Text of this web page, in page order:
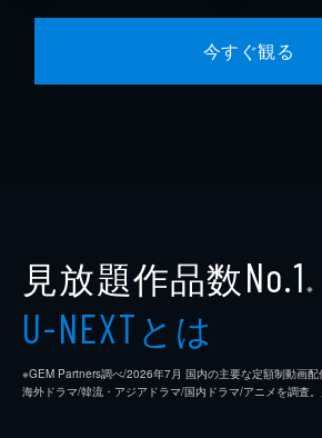
今すぐ観る
見放題作品数No.1 ※
U-NEXTとは
※GEM Partners調べ/2026年7⽉ 国内の主要な定額制動画
海外ドラマ/韓流・アジアドラマ/国内ドラマ/アニメを調査。